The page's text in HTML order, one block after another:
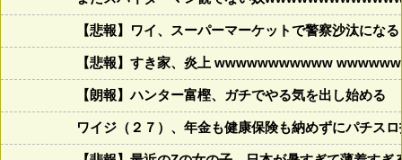
【悲報】ワイ、スーパーマーケットで警察沙汰にな
【悲報】すき家、炎上 wwwwwwwwwww
【朗報】ハンター富樫、ガチでやる気を出し始める
ワイジ（２７）、年金も健康保険も納めずにパチス